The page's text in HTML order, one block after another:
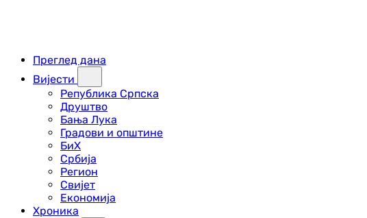
Преглед дана
Вијести
Република Српска
Друштво
Бања Лука
Градови и општине
БиХ
Србија
Регион
Свијет
Економија
Хроника